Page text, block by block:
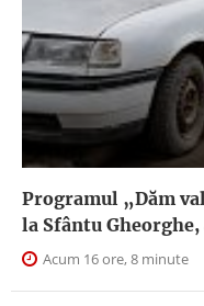
Programul „Dăm
la Sfântu
Acum 16 ore, 8 minute